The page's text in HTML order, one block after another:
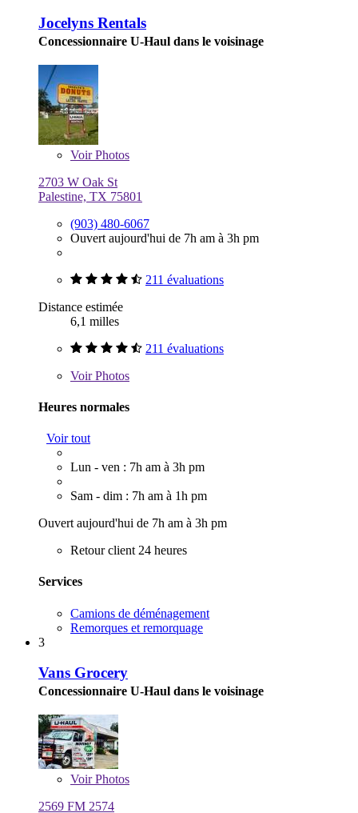
Jocelyns Rentals
Concessionnaire U-Haul dans le voisinage
VoirPhotos
2703 W Oak St
Palestine, TX 75801
(903) 480-6067
Ouvert aujourd'hui de 7h am à 3h pm
211 évaluations
Distance estimée
6,1 milles
211 évaluations
VoirPhotos
Heures normales
Voir tout
Lun - ven : 7h am à 3h pm
Sam - dim : 7h am à 1h pm
Ouvert aujourd'hui de 7h am à 3h pm
Retour client 24 heures
Services
Camions de déménagement
Remorques et remorquage
3
Vans Grocery
Concessionnaire U-Haul dans le voisinage
VoirPhotos
2569 FM 2574